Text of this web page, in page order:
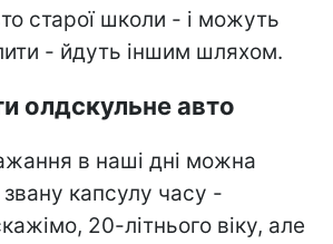
старої школи - і можуть
- йдуть іншим шляхом.
олдскульне авто
в наші дні можна
капсулу часу -
20-літнього віку, але